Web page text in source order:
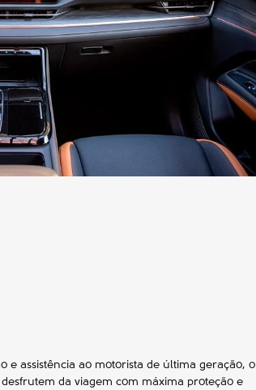
e assistência ao motorista de última geração, o
da viagem com máxima proteção e